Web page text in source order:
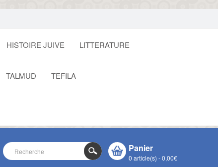
HISTOIRE JUIVE LITTERATURE
TALMUD TEFILA
Panier
0 article(s) - 0,00€